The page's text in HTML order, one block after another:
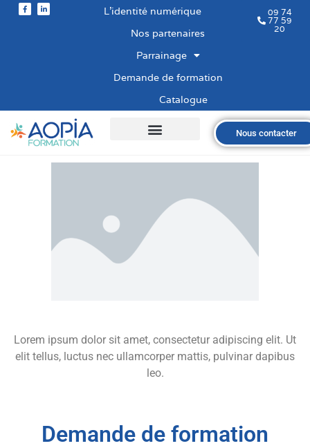
L’identité numérique
Nos partenaires
Parrainage
Demande de formation
Catalogue
09 74
77 59
20
Nous contacter
Lorem ipsum dolor sit amet, consectetur adipiscing elit. Ut
elit tellus, luctus nec ullamcorper mattis, pulvinar dapibus
leo.
Demande de formation